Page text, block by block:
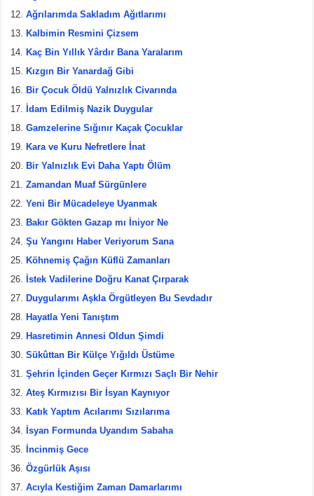
Ağrılarımda Sakladım Ağıtlarımı
Kalbimin Resmini Çizsem
Kaç Bin Yıllık Yârdır Bana Yaralarım
Kızgın Bir Yanardağ Gibi
Bir Çocuk Öldü Yalnızlık Civarında
İdam Edilmiş Nazik Duygular
Gamzelerine Sığınır Kaçak Çocuklar
Kara ve Kuru Nefretlere İnat
Bir Yalnızlık Evi Daha Yaptı Ölüm
Zamandan Muaf Sürgünlere
Yeni Bir Mücadeleye Uyanmak
Bakır Gökten Gazap mı İniyor Ne
Şu Yangını Haber Veriyorum Sana
Köhnemiş Çağın Küflü Zamanları
İstek Vadilerine Doğru Kanat Çırparak
Duygularımı Aşkla Örgütleyen Bu Sevdadır
Hayatla Yeni Tanıştım
Hasretimin Annesi Oldun Şimdi
Sükûttan Bir Külçe Yığıldı Üstüme
Şehrin İçinden Geçer Kırmızı Saçlı Bir Nehir
Ateş Kırmızısı Bir İsyan Kaynıyor
Katık Yaptım Acılarımı Sızılarıma
İsyan Formunda Uyandım Sabaha
İncinmiş Gece
Özgürlük Aşısı
Acıyla Kestiğim Zaman Damarlarımı